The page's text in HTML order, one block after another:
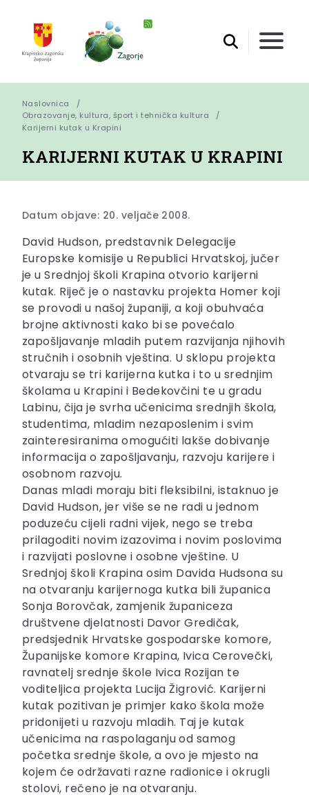
Naslovnica
Obrazovanje, kultura, šport i tehnička kultura
Karijerni kutak u Krapini
KARIJERNI KUTAK U KRAPINI
Datum objave: 20. veljače 2008.
David Hudson, predstavnik Delegacije
Europske komisije u Republici Hrvatskoj, jučer
je u Srednjoj školi Krapina otvorio karijerni
kutak. Riječ je o nastavku projekta Homer koji
se provodi u našoj županiji, a koji obuhvaća
brojne aktivnosti kako bi se povećalo
zapošljavanje mladih putem razvijanja njihovih
stručnih i osobnih vještina. U sklopu projekta
otvaraju se tri karijerna kutka i to u srednjim
školama u Krapini i Bedekovčini te u gradu
Labinu, čija je svrha učenicima srednjih škola,
studentima, mladim nezaposlenim i svim
zainteresiranima omogućiti lakše dobivanje
informacija o zapošljavanju, razvoju karijere i
osobnom razvoju.
Danas mladi moraju biti fleksibilni, istaknuo je
David Hudson, jer više se ne radi u jednom
poduzeću cijeli radni vijek, nego se treba
prilagoditi novim izazovima i novim poslovima
i razvijati poslovne i osobne vještine. U
Srednjoj školi Krapina osim Davida Hudsona su
na otvaranju karijernoga kutka bili županica
Sonja Borovčak, zamjenik županiceza
društvene djelatnosti Davor Gredičak,
predsjednik Hrvatske gospodarske komore,
Županijske komore Krapina, Ivica Cerovečki,
ravnatelj srednje škole Ivica Rozijan te
voditeljica projekta Lucija Žigrović. Karijerni
kutak pozitivan je primjer kako škola može
pridonijeti u razvoju mladih. Taj je kutak
učenicima na raspolaganju od samog
početka srednje škole, a ovo je mjesto na
kojem će održavati razne radionice i okrugli
stolovi, rečeno je na otvaranju.